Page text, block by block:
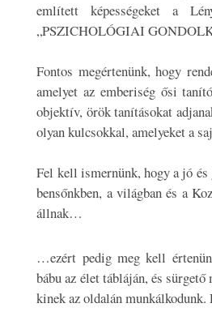
említett képességeket a
„PSZICHOLÓGIAI
Fontos megértenünk, hogy
amelyet az emberiség ősi
objektív, örök tanításokat
olyan kulcsokkal, amelyeket a
Fel kell ismernünk, hogy a jó
bensőnkben, a világban és a
állnak…
…ezért pedig meg kell
bábu az élet tábláján, és
kinek az oldalán